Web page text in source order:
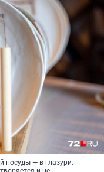
посуды — в глазури.